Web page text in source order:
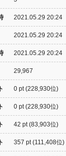
2021.05.29 20:24
2021.05.29 20:24
2021.05.29 20:24
29,967
0 pt (228,930位)
0 pt (228,930位)
42 pt (83,903位)
357 pt (111,408位)